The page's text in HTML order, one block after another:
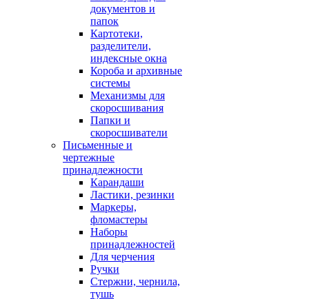
документов и
папок
Картотеки,
разделители,
индексные окна
Короба и архивные
системы
Механизмы для
скоросшивания
Папки и
скоросшиватели
Письменные и
чертежные
принадлежности
Карандаши
Ластики, резинки
Маркеры,
фломастеры
Наборы
принадлежностей
Для черчения
Ручки
Стержни, чернила,
тушь